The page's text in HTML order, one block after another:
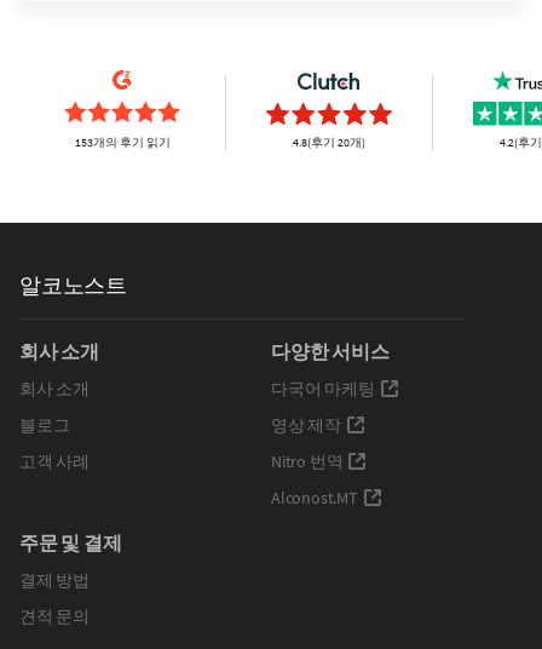
153개의 후기 읽기 4.8(후기 20개) 4.2(후
알코노스트
회사 소개
회사 소개
블로그
고객 사례
주문 및 결제
결제 방법
견적 문의
다양한 서비스
다국어 마케팅
영상 제작
Nitro 번역
Alconost.MT